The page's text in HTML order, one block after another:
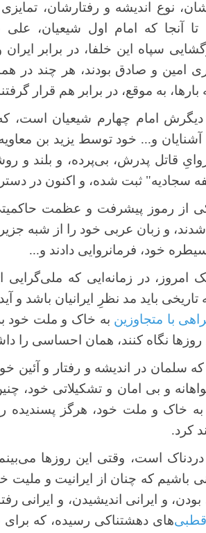
نوع اندیشه و رفتار‌شان، تمایزی
تا آنجا که امام اول شیعیان،
سپاه این خلفا، در برابر
امین و صادق بودند، هر چند در
بارها، به موقع، در برابر هم قرار
دیگرش امام چهارم شیعیان است، که
آشنایان و... خود توسط یزید بن
قاتل پدرش، بی‌پرده، و بلند و
سجادیه" ثبت شده، و اکنون در
از رموز پیشرفت و عظمت
و زبان عربی خود را از شبه جزیره
خود، فرمانروایی دادند و...
امروز، در زمانه‌ایی که
تاریخی باید مد نظرِ ایرانیان باشد
با متجاوزین به خاک و ملت خود بر
روزها نگاه کنند، همان احساسی را
سلمان در اندیشه و رفتار و آئین
و بی امان و تشکیلاتی خود،
به خاک و ملت خود، هرگز پسندیده
کرد.
است، وقتی این روزها
باشیم که چنان از ایرانیت و
بودن، و ایرانی اندیشیدن، و ایرانی
های دهشتناکی رسیده، که برای